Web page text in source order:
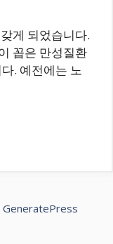
게 되었습니다.
꼽은 만성질환
. 예전에는 노
GeneratePress